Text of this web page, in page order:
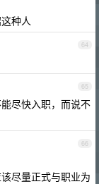
种人
64
65
尽快入职，而说不
66
尽量正式与职业为